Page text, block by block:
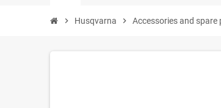
chevron_right Husqvarna chevron_right Accessories and spare